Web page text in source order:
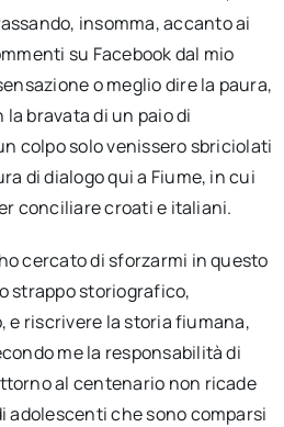
insomma, accanto ai
su Facebook dal mio
o meglio dire la paura,
bravata di un paio di
colpo solo venissero sbriciolati
di dialogo qui a Fiume, in cui
conciliare croati e italiani.
cercato di sforzarmi in questo
strappo storiografico,
e riscrivere la storia fiumana,
me la responsabilità di
al centenario non ricade
adolescenti che sono comparsi